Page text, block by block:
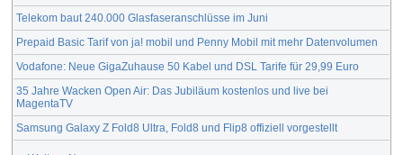
Telekom baut 240.000 Glasfaseranschlüsse im Juni
Prepaid Basic Tarif von ja! mobil und Penny Mobil mit mehr Datenvolumen
Vodafone: Neue GigaZuhause 50 Kabel und DSL Tarife für 29,99 Euro
35 Jahre Wacken Open Air: Das Jubiläum kostenlos und live bei
MagentaTV
Samsung Galaxy Z Fold8 Ultra, Fold8 und Flip8 offiziell vorgestellt